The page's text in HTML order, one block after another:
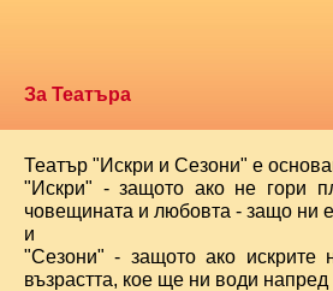
За Театъра
Театър "Искри и Сезони" е
"Искри" - защото ако не гори
човещината и любовта - защо ни
и
"Сезони" - защото ако искрите
възрастта, кое ще ни води